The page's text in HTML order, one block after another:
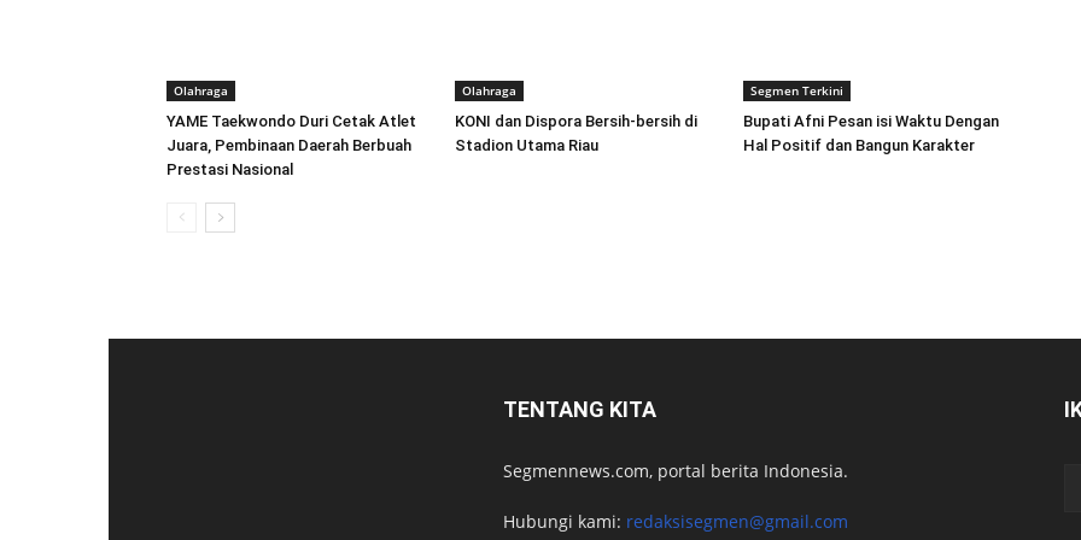
Olahraga
YAME Taekwondo Duri Cetak Atlet
Juara, Pembinaan Daerah Berbuah
Prestasi Nasional
Olahraga
KONI dan Dispora Bersih-bersih di
Stadion Utama Riau
Segmen Terkini
Bupati Afni Pesan isi Waktu Dengan
Hal Positif dan Bangun Karakter
TENTANG KITA
Segmennews.com, portal berita Indonesia.
Hubungi kami: redaksisegmen@gmail.com